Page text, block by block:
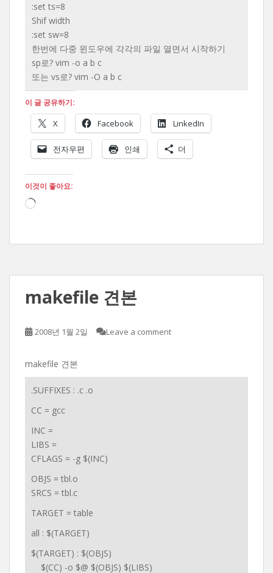
:set ts=8
Shif width
:set sw=8
한번에 다중 윈도우에 각각의 파일 열면서 시작하기
sp로? vim -o a b c
또는 vs로? vim -O a b c
이 글 공유하기:
X Facebook LinkedIn
전자우편 인쇄 더
이것이 좋아요:
로
makefile 견본
2008년 1월 2일 Leave a comment
makefile 견본
.SUFFIXES : .c .o
CC = gcc
INC =
LIBS =
CFLAGS = -g $(INC)
OBJS = tbl.o
SRCS = tbl.c
TARGET = table
all : $(TARGET)
$(TARGET) : $(OBJS)
$(CC) -o $@ $(OBJS) $(LIBS)